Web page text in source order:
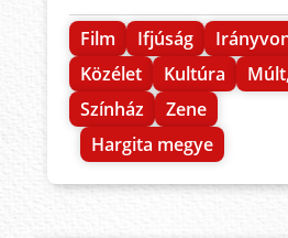
Film Ifjúság
Közélet
Kultúra
Színház
Zene
Hargita megye